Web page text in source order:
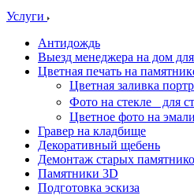
Услуги
Антидождь
Выезд менеджера на дом
Цветная печать на
Цветная заливка
Фото на стекле для
Цветное фото на эмали
Гравер на кладбище
Декоративный щебень
Демонтаж старых
Памятники 3D
Подготовка эскиза